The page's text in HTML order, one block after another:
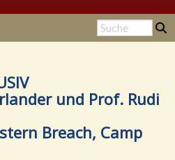
und Prof. Rudi
Breach, Camp